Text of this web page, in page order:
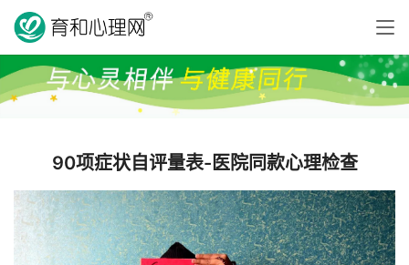
90项症状自评量表-医院同款心理检查